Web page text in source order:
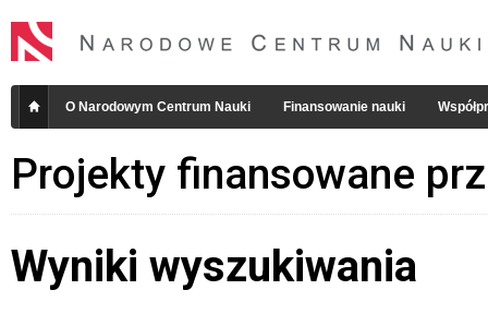
O Narodowym Centrum Nauki Finansowanie nauki
Projekty finansowane
Wyniki wyszukiwania